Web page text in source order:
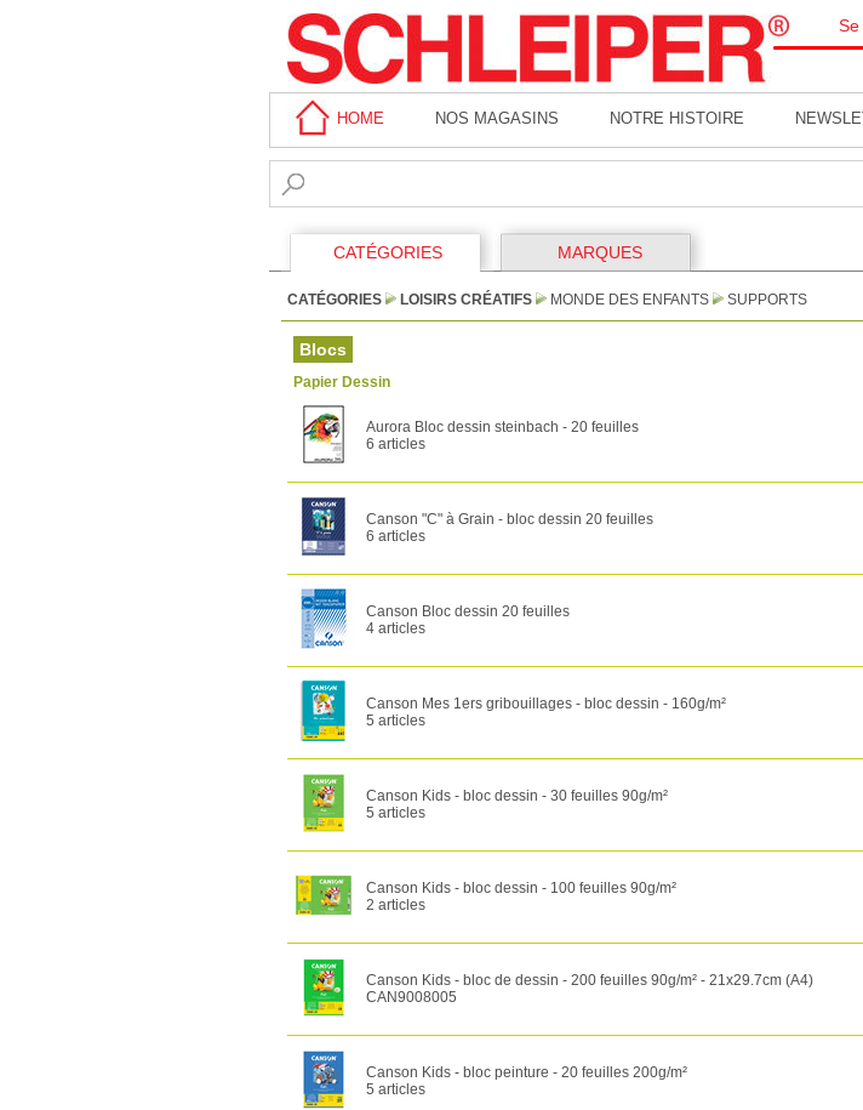
HOME NOS MAGASINS NOTRE HISTOIRE
CATÉGORIES MARQUES
CATÉGORIES LOISIRS CRÉATIFS MONDE DES ENFANTS SUPPORTS
Blocs
Papier Dessin
Aurora Bloc dessin steinbach - 20 feuilles
6 articles
Canson "C" à Grain - bloc dessin 20 feuilles
6 articles
Canson Bloc dessin 20 feuilles
4 articles
Canson Mes 1ers gribouillages - bloc dessin - 160g/m²
5 articles
Canson Kids - bloc dessin - 30 feuilles 90g/m²
5 articles
Canson Kids - bloc dessin - 100 feuilles 90g/m²
2 articles
Canson Kids - bloc de dessin - 200 feuilles 90g/m² - 21x29.7cm (A4)
CAN9008005
Canson Kids - bloc peinture - 20 feuilles 200g/m²
5 articles